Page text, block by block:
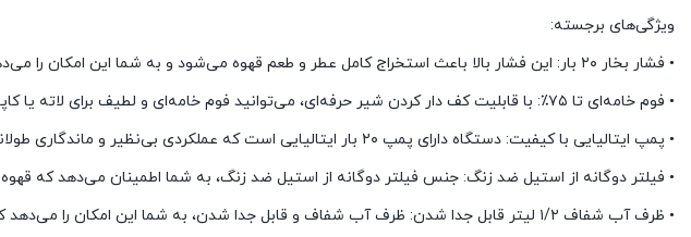
ویژگی‌های برجسته:
• فشار بخار ۲۰ بار: این فشار بالا باعث استخراج کامل عطر و طعم قهوه می‌شود و به شما این امکان را می‌دهد که یک اسپرسو عالی تهیه کنید.
• فوم خامه‌ای تا ۷۵٪: با قابلیت کف دار کردن شیر حرفه‌ای، می‌توانید فوم خامه‌ای و لطیف برای لاته یا کاپوچینوهای خود تهیه کنید.
• پمپ ایتالیایی با کیفیت: دستگاه دارای پمپ ۲۰ بار ایتالیایی است که عملکردی بی‌نظیر و ماندگاری طولانی را تضمین می‌کند.
• فیلتر دوگانه از استیل ضد زنگ: جنس فیلتر دوگانه از استیل ضد زنگ، به شما اطمینان می‌دهد که
• ظرف آب شفاف ۱/۲ لیتر قابل جدا شدن: ظرف آب شفاف و قابل جدا شدن، به شما این امکان را می‌دهد که به راحتی سطح آب را کنترل کرده و آن را پر کنید.